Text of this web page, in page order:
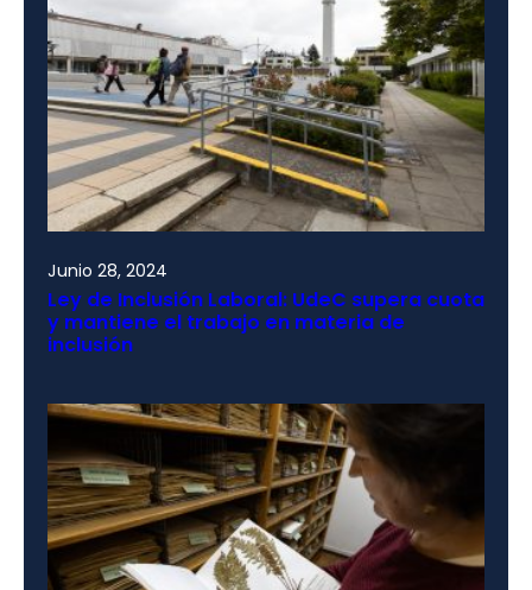
Junio 28, 2024
Ley de Inclusión Laboral: UdeC supera cuota
y mantiene el trabajo en materia de
inclusión